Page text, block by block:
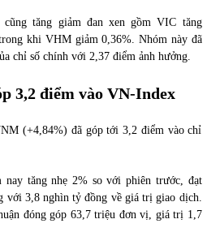
cũng tăng giảm đan xen gồm VIC tăng
khi VHM giảm 0,36%. Nhóm này đã
chỉ số chính với 2,37 điểm ảnh hưởng.
3,2 điểm vào VN-Index
(+4,84%) đã góp tới 3,2 điểm vào chỉ
tăng nhẹ 2% so với phiên trước, đạt
với 3,8 nghìn tỷ đồng về giá trị giao dịch.
đóng góp 63,7 triệu đơn vị, giá trị 1,7